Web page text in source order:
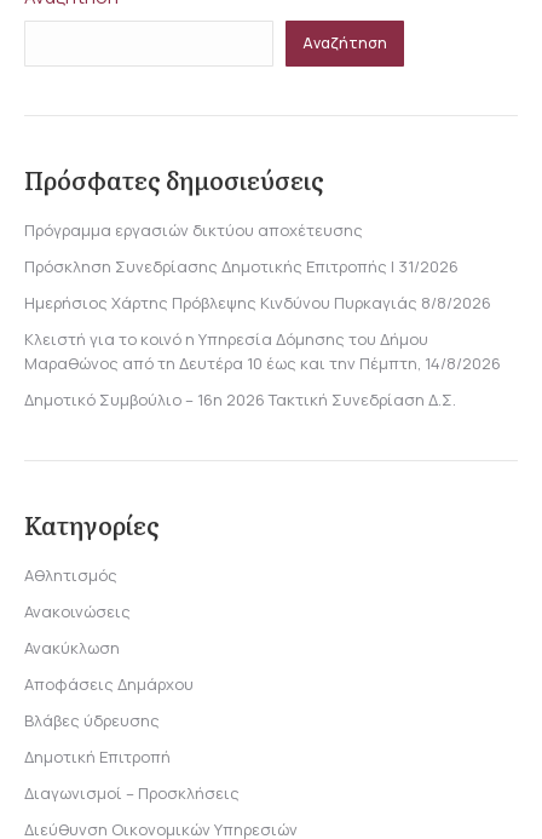
Αναζήτηση
Πρόσφατες δημοσιεύσεις
Πρόγραμμα εργασιών δικτύου αποχέτευσης
Πρόσκληση Συνεδρίασης Δημοτικής Επιτροπής | 31/2026
Ημερήσιος Χάρτης Πρόβλεψης Κινδύνου Πυρκαγιάς 8/8/2026
Κλειστή για το κοινό η Υπηρεσία Δόμησης του Δήμου
Μαραθώνος από τη Δευτέρα 10 έως και την Πέμπτη, 14/8/2026
Δημοτικό Συμβούλιο – 16η 2026 Τακτική Συνεδρίαση Δ.Σ.
Κατηγορίες
Αθλητισμός
Ανακοινώσεις
Ανακύκλωση
Αποφάσεις Δημάρχου
Βλάβες ύδρευσης
Δημοτική Επιτροπή
Διαγωνισμοί – Προσκλήσεις
Διεύθυνση Οικονομικών Υπηρεσιών